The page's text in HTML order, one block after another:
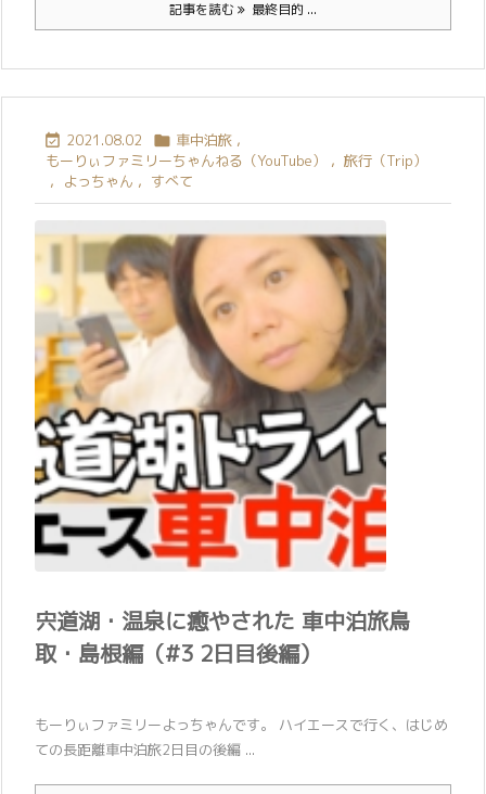
記事を読む 最終目的 ...
 2021.08.02  車中泊旅 ,
もーりぃファミリーちゃんねる（YouTube）
, 旅行（Trip）
,
よっちゃん , すべて
宍道湖・温泉に癒やされた 車中泊旅鳥
取・島根編（#3 2日目後編）
もーりぃファミリーよっちゃんです。 ハイエースで行く、はじめ
ての長距離車中泊旅2日目の後編 ...